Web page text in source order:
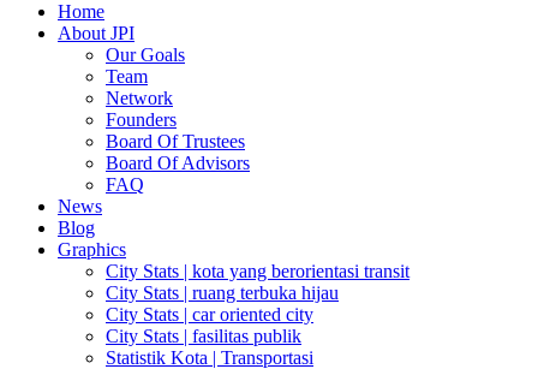
Home
About JPI
Our Goals
Team
Network
Founders
Board Of Trustees
Board Of Advisors
FAQ
News
Blog
Graphics
City Stats | kota yang berorientasi transit
City Stats | ruang terbuka hijau
City Stats | car oriented city
City Stats | fasilitas publik
Statistik Kota | Transportasi